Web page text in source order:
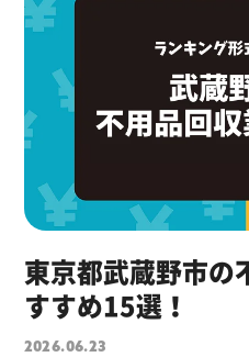
東京都武蔵野市の
すすめ15選！
2026.06.23